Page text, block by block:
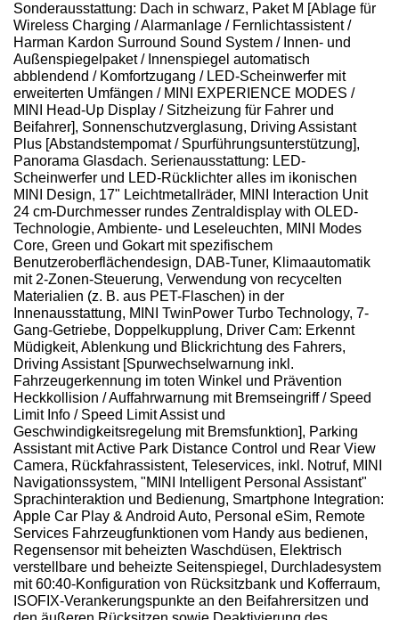
Sonderausstattung: Dach in schwarz, Paket M [Ablage für
Wireless Charging / Alarmanlage / Fernlichtassistent /
Harman Kardon Surround Sound System / Innen- und
Außenspiegelpaket / Innenspiegel automatisch
abblendend / Komfortzugang / LED-Scheinwerfer mit
erweiterten Umfängen / MINI EXPERIENCE MODES /
MINI Head-Up Display / Sitzheizung für Fahrer und
Beifahrer], Sonnenschutzverglasung, Driving Assistant
Plus [Abstandstempomat / Spurführungsunterstützung],
Panorama Glasdach. Serienausstattung: LED-
Scheinwerfer und LED-Rücklichter alles im ikonischen
MINI Design, 17" Leichtmetallräder, MINI Interaction Unit
24 cm-Durchmesser rundes Zentraldisplay with OLED-
Technologie, Ambiente- und Leseleuchten, MINI Modes
Core, Green und Gokart mit spezifischem
Benutzeroberflächendesign, DAB-Tuner, Klimaautomatik
mit 2-Zonen-Steuerung, Verwendung von recycelten
Materialien (z. B. aus PET-Flaschen) in der
Innenausstattung, MINI TwinPower Turbo Technology, 7-
Gang-Getriebe, Doppelkupplung, Driver Cam: Erkennt
Müdigkeit, Ablenkung und Blickrichtung des Fahrers,
Driving Assistant [Spurwechselwarnung inkl.
Fahrzeugerkennung im toten Winkel und Prävention
Heckkollision / Auffahrwarnung mit Bremseingriff / Speed
Limit Info / Speed Limit Assist und
Geschwindigkeitsregelung mit Bremsfunktion], Parking
Assistant mit Active Park Distance Control und Rear View
Camera, Rückfahrassistent, Teleservices, inkl. Notruf, MINI
Navigationssystem, "MINI Intelligent Personal Assistant"
Sprachinteraktion und Bedienung, Smartphone Integration:
Apple Car Play & Android Auto, Personal eSim, Remote
Services Fahrzeugfunktionen vom Handy aus bedienen,
Regensensor mit beheizten Waschdüsen, Elektrisch
verstellbare und beheizte Seitenspiegel, Durchladesystem
mit 60:40-Konfiguration von Rücksitzbank und Kofferraum,
ISOFIX-Verankerungspunkte an den Beifahrersitzen und